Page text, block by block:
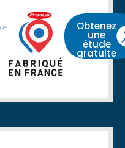
Obtenez
une
étude
gratuite